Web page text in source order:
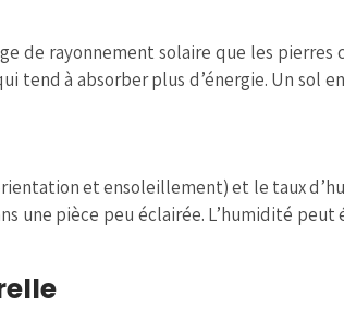
de rayonnement solaire que les pierres
à absorber plus d’énergie. Un sol
et ensoleillement) et le taux
une pièce peu éclairée. L’humidité